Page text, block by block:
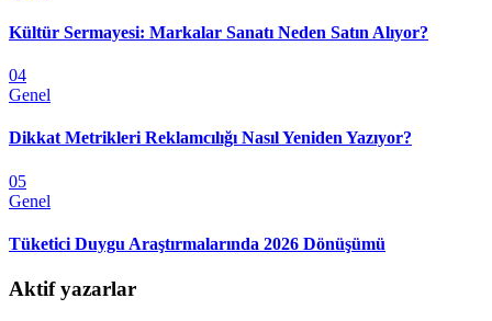
Kültür Sermayesi: Markalar Sanatı Neden Satın Alıyor?
04
Genel
Dikkat Metrikleri Reklamcılığı Nasıl Yeniden Yazıyor?
05
Genel
Tüketici Duygu Araştırmalarında 2026 Dönüşümü
Aktif yazarlar